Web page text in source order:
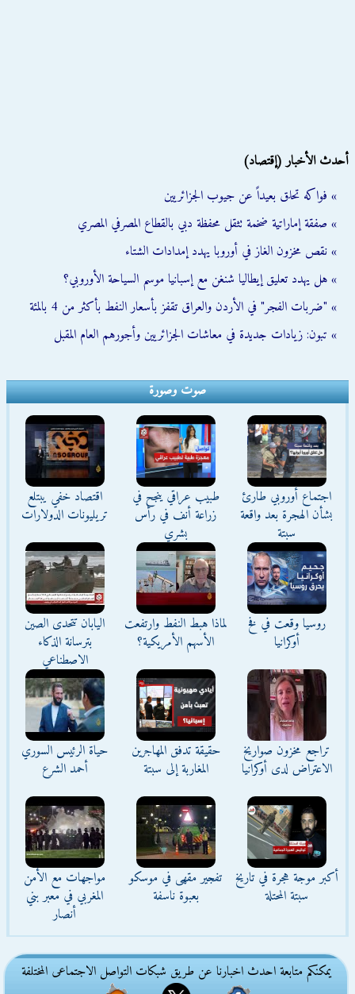
أحدث الأخبار (إقتصاد)
» فواكه تحلق بعيداً عن جيوب الجزائريين
» صفقة إماراتية ضخمة تثقل محفظة دبي بالقطاع المصرفي المصري
» نقص مخزون الغاز في أوروبا يهدد إمدادات الشتاء
» هل يهدد تعليق إيطاليا شنغن مع إسبانيا موسم السياحة الأوروبي؟
» "ضربات الفجر" في الأردن والعراق تقفز بأسعار النفط بأكثر من 4 بالمئة
» تبون: زيادات جديدة في معاشات الجزائريين وأجورهم العام المقبل
صوت وصورة
اجتماع أوروبي طارئ
بشأن الهجرة بعد واقعة
سبتة
طبيب عراقي ينجح في
زراعة أنف في رأس
بشري
اقتصاد خفي يبتلع
تريليونات الدولارات
روسيا وقعت في فخ
أوكرانيا
لماذا هبط النفط وارتفعت
الأسهم الأمريكية؟
اليابان تتحدى الصين
بترسانة الذكاء
الاصطناعي
تراجع مخزون صواريخ
الاعتراض لدى أوكرانيا
حقيقة تدفق المهاجرين
المغاربة إلى سبتة
حياة الرئيس السوري
أحمد الشرع
أكبر موجة هجرة في تاريخ
سبتة المحتلة
تفجير مقهى في موسكو
بعبوة ناسفة
مواجهات مع الأمن
المغربي في معبر بني
أنصار
يمكنكم متابعة احدث اخبارنا عن طريق شبكات التواصل الاجتماعى المختلفة